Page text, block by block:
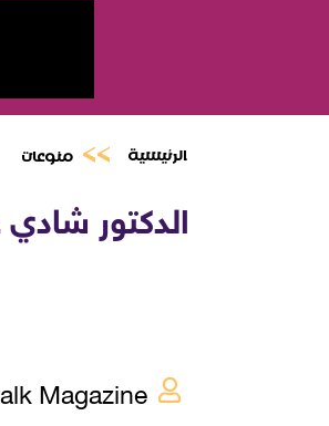
الرئيسية منوعات
الدكتور
Magazine